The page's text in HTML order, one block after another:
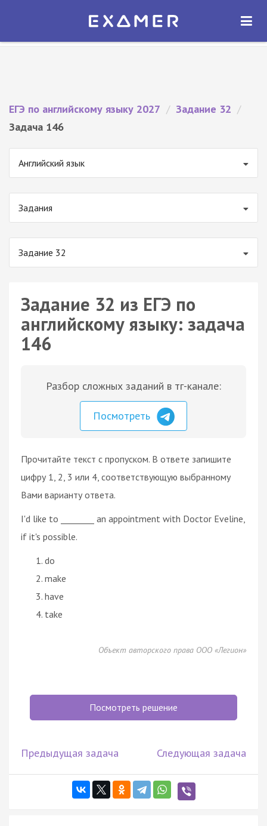
Экзамер — ЕГЭ 2027
ОТКРЫТЬ
ЕГЭ по английскому языку 2027 / Задание 32 /
Задача 146
Английский язык
Задания
Задание 32
Задание 32 из ЕГЭ по
английскому языку: задача
146
Разбор сложных заданий в тг-канале:
Посмотреть
Прочитайте текст с пропуском. В ответе запишите
цифру 1, 2, 3 или 4, соответствующую выбранному
Вами варианту ответа.
I'd like to ________ an appointment with Doctor Eveline,
if it's possible.
do
make
have
take
Объект авторского права ООО «Легион»
Посмотреть решение
Предыдущая задача Следующая задача